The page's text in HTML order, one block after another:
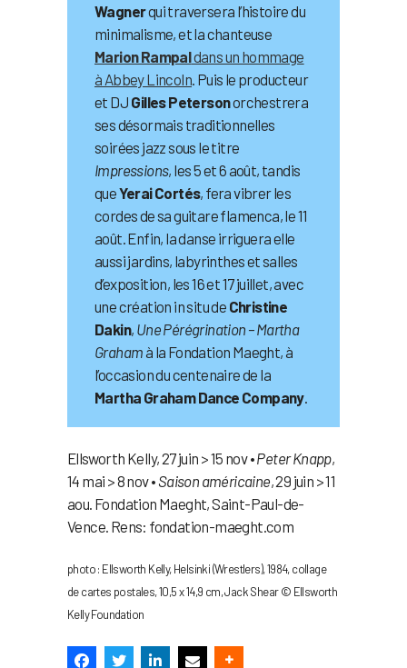
Wagnerqui traversera l’histoire du
minimalisme, et la chanteuse
Marion Rampaldans un hommage
à Abbey Lincoln . Puis le producteur
et DJ Gilles Petersonorchestrera
ses désormais traditionnelles
soirées jazz sous le titre
Impressions, les 5 et 6 août, tandis
queYerai Cortés, fera vibrer les
cordes de sa guitare flamenca, le 11
août. Enfin, la danse irriguera elle
aussi jardins, labyrinthes et salles
d’exposition, les 16 et 17 juillet, avec
une création in situ de Christine
Dakin, Une Pérégrination – Martha
Grahamà la Fondation Maeght, à
l’occasion du centenaire de la
Martha Graham Dance Company.
Ellsworth Kelly, 27 juin > 15 nov •Peter Knapp,
14 mai > 8 nov • Saison américaine, 29 juin > 11
aou. Fondation Maeght, Saint-Paul-de-
Vence. Rens: fondation-maeght.com
photo : Ellsworth Kelly, Helsinki (Wrestlers), 1984, collage
de cartes postales, 10,5 x 14,9 cm, Jack Shear © Ellsworth
Kelly Foundation